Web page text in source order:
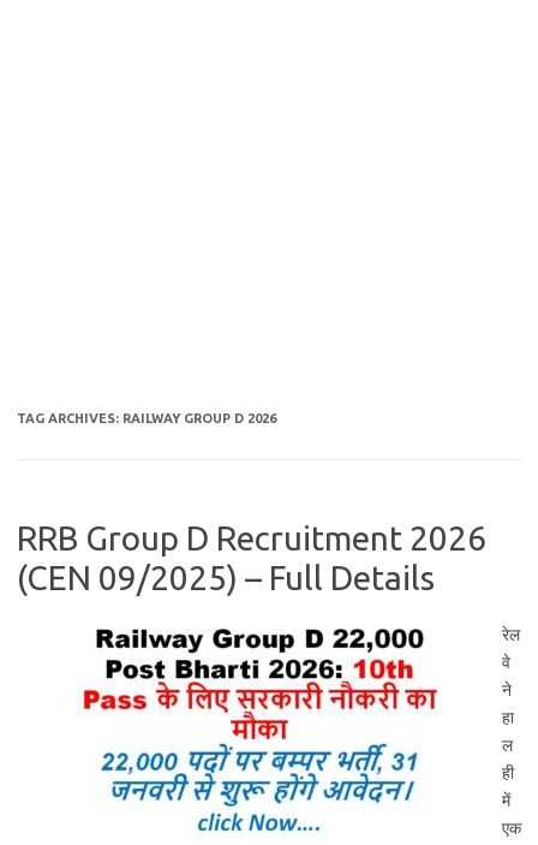
TAG ARCHIVES: RAILWAY GROUP D 2026
RRB Group D Recruitment 2026
(CEN 09/2025) – Full Details
रेल
वे
ने
हा
ल
ही
में
एक